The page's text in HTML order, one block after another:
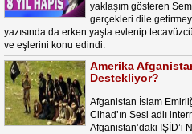
yaklaşım gösteren
gerçekleri dile
yazısında da erken yaşta evlenip
ve eşlerini konu edindi.
Amerika
Destekliyor?
Afganistan İslam
Cihad’ın Sesi adlı
Afganistan’daki IŞİD’i